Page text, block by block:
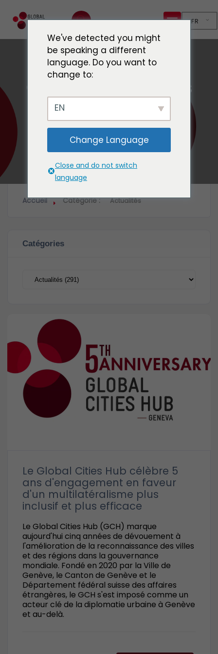
FR
Catégorie : Actualités
Accueil Catégorie : Actualités
Catégories
Catégories
Le Global Cities Hub célèbre 5
ans d'engagement en faveur
d'un multilatéralisme plus
inclusif et plus efficace
Le Global Cities Hub (GCH) marque
aujourd'hui cinq années de dévouement à
l'amélioration de la reconnaissance des villes
et des régions dans la gouvernance
mondiale. Fondé en 2020 par la Ville de
Genève, le Canton de Genève et le
Département fédéral suisse des affaires
étrangères, le GCH s'est imposé comme un
acteur clé de la diplomatie urbaine à Genève
et au-delà.
We've detected you might
be speaking a different
language. Do you want to
change to:
EN
Change Language
Close and do not switch
language